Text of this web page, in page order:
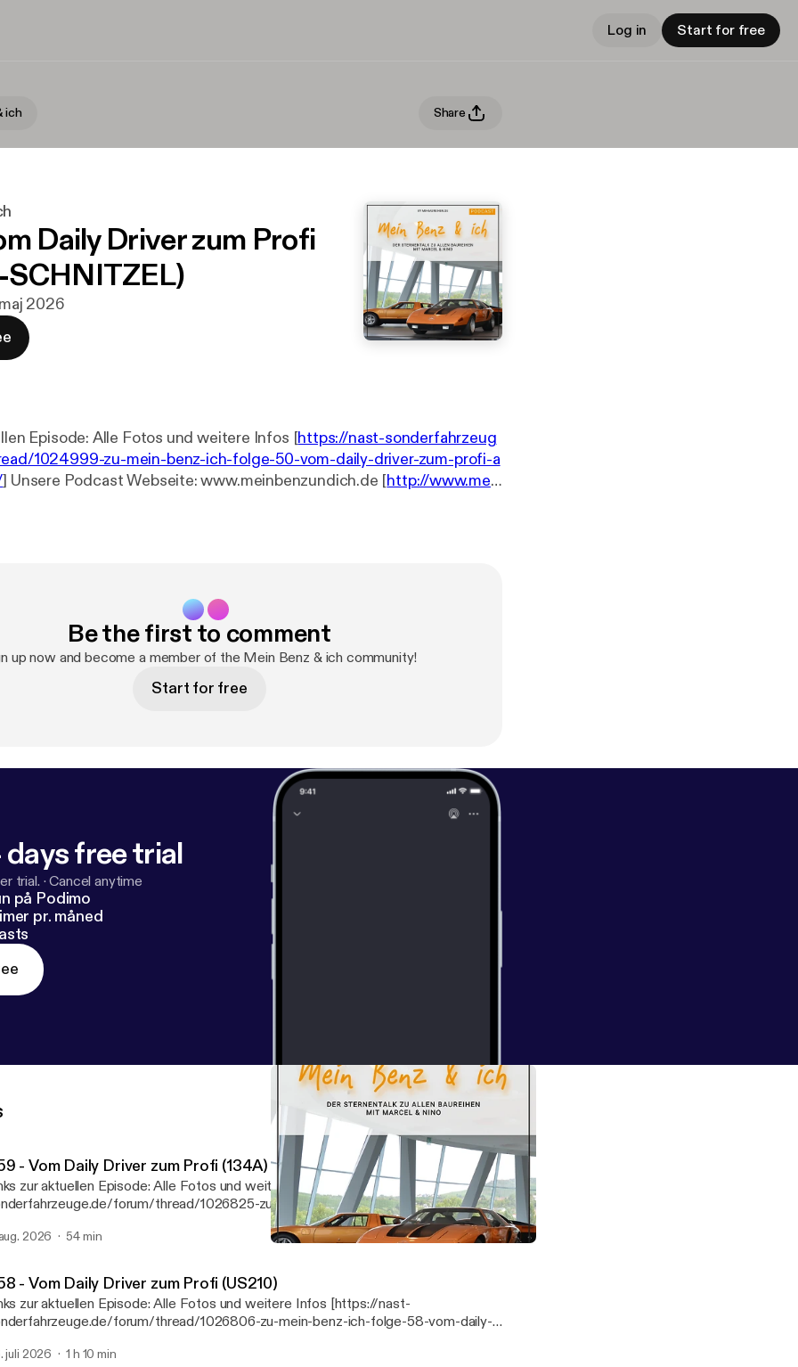
Log in Start for free
ich Share
Daily Driver zum Profi
SCHNITZEL)
maj 2026
Links zur aktuellen Episode: Alle Fotos und weitere Infos [https://nast-sonderfahrzeug
1024999-zu-mein-benz-ich-folge-50-vom-daily-driver-zum-profi-a
] Unsere Podcast Webseite: www.meinbenzundich.de [http://www.mei
Be the first to comment
up now and become a member of the Mein Benz & ich community!
Start for free
free trial
trial. ·Cancel anytime
på Podimo
pr. måned
- Vom Daily Driver zum Profi (134A)
aktuellen Episode: Alle Fotos und weitere Infos [https://nast-
forum/thread/1026825-zu-mein-benz-ich-folge-59-vom-daily-
zum-profi-134a/] Unsere Podcast Webseite: www.meinbenzundich.de
www.meinbenzundich.de] Marcels Webseiten
]
2026 54 min
- Vom Daily Driver zum Profi (US210)
aktuellen Episode: Alle Fotos und weitere Infos [https://nast-
forum/thread/1026806-zu-mein-benz-ich-folge-58-vom-daily-
www.meinbenzundich.de] Marcels Webseiten
juli 2026 1 h 10 min